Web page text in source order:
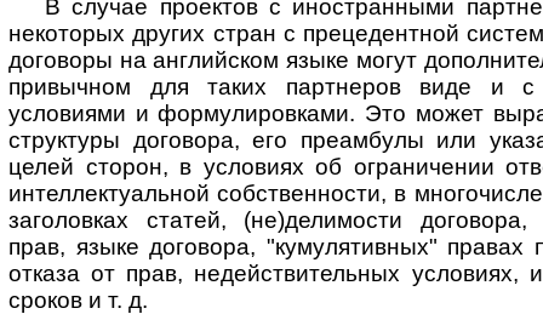
В случае проектов с иностранными
некоторых других стран с прецедентной
договоры на английском языке могут
привычном для таких партнеров виде и
условиями и формулировками. Это может
структуры договора, его преамбулы или
целей сторон, в условиях об ограничении
интеллектуальной собственности, в
заголовках статей, (не)делимости договора,
прав, языке договора, "кумулятивных" правах
отказа от прав, недействительных условиях,
сроков и т. д.